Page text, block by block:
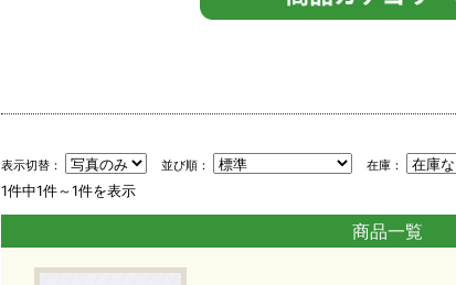
表示切替： 並び順： 在庫：
1件中1件～1件を表示
商品一覧